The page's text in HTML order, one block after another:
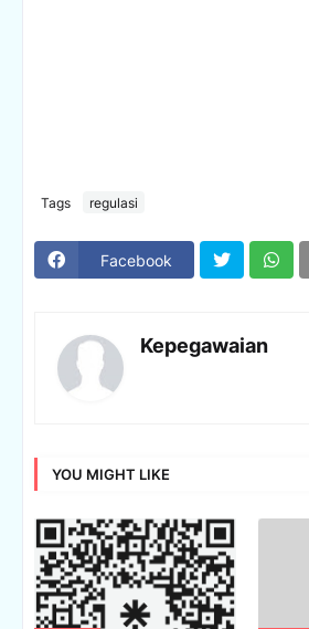
Tags regulasi
Facebook
Kepegawaian
YOU MIGHT LIKE